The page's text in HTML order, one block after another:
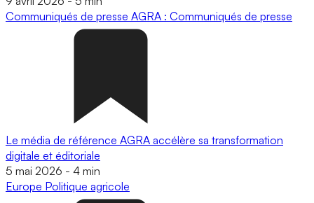
Communiqués de presse AGRA : Communiqués de presse
Le média de référence AGRA accélère sa transformation
digitale et éditoriale
5 mai 2026 - 4 min
Europe Politique agricole